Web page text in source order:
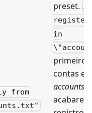
from
preset.
register
in
primeiro
contas